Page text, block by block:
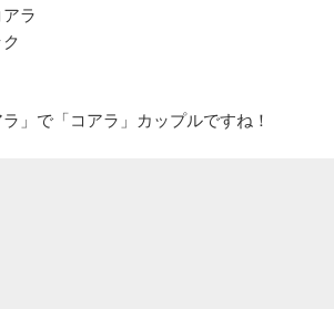
ラ
」で「コアラ」カップルですね！